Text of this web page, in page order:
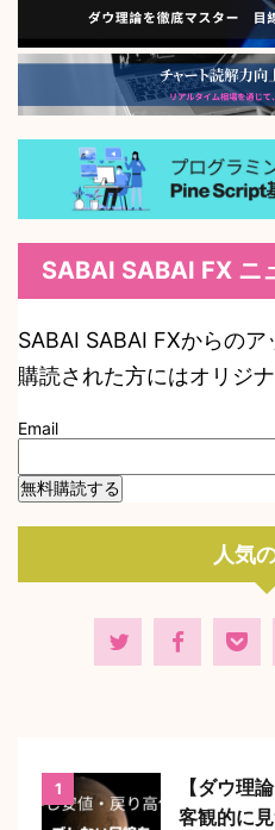
SABAI SABAI FX ニ
SABAI SABAI FXからの
購読された方にはオリジ
Email
人気
1
【ダウ理
客観的に